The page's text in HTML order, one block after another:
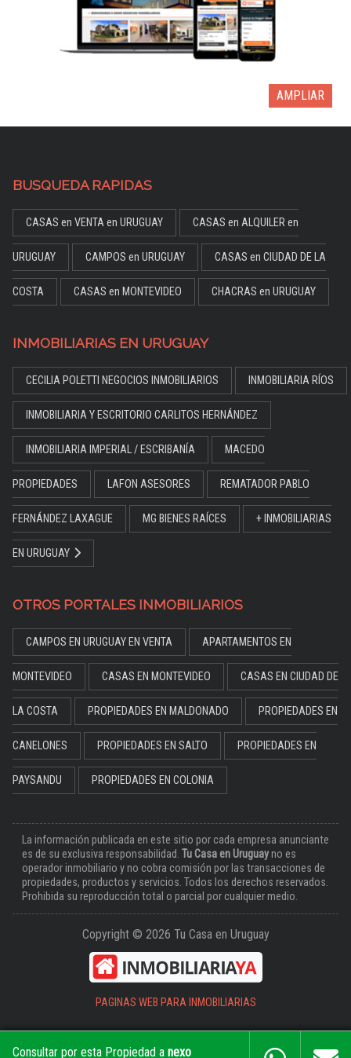
BUSQUEDA RAPIDAS
CASAS en VENTA en URUGUAY CASAS en ALQUILER en
URUGUAY CAMPOS en URUGUAY CASAS en CIUDAD DE LA
COSTA CASAS en MONTEVIDEO CHACRAS en URUGUAY
INMOBILIARIAS EN URUGUAY
CECILIA POLETTI NEGOCIOS INMOBILIARIOS INMOBILIARIA RÍOS
INMOBILIARIA Y ESCRITORIO CARLITOS HERNÁNDEZ
INMOBILIARIA IMPERIAL / ESCRIBANÍA MACEDO
PROPIEDADES LAFON ASESORES REMATADOR PABLO
FERNÁNDEZ LAXAGUE MG BIENES RAÍCES + INMOBILIARIAS
EN URUGUAY
OTROS PORTALES INMOBILIARIOS
CAMPOS EN URUGUAY EN VENTA APARTAMENTOS EN
MONTEVIDEO CASAS EN MONTEVIDEO CASAS EN CIUDAD DE
LA COSTA PROPIEDADES EN MALDONADO PROPIEDADES EN
CANELONES PROPIEDADES EN SALTO PROPIEDADES EN
PAYSANDU PROPIEDADES EN COLONIA
La información publicada en este sitio por cada empresa anunciante
es de su exclusiva responsabilidad. Tu Casa en Uruguayno es
operador inmobiliario y no cobra comisión por las transacciones de
propiedades, productos y servicios. Todos los derechos reservados.
Prohibida su reproducción total o parcial por cualquier medio.
Copyright © 2026 Tu Casa en Uruguay
PAGINAS WEB PARA INMOBILIARIAS
Consultar por esta Propiedad a nexo